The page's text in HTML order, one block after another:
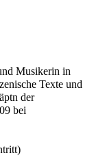
Musikerin in
Texte und
der
bei